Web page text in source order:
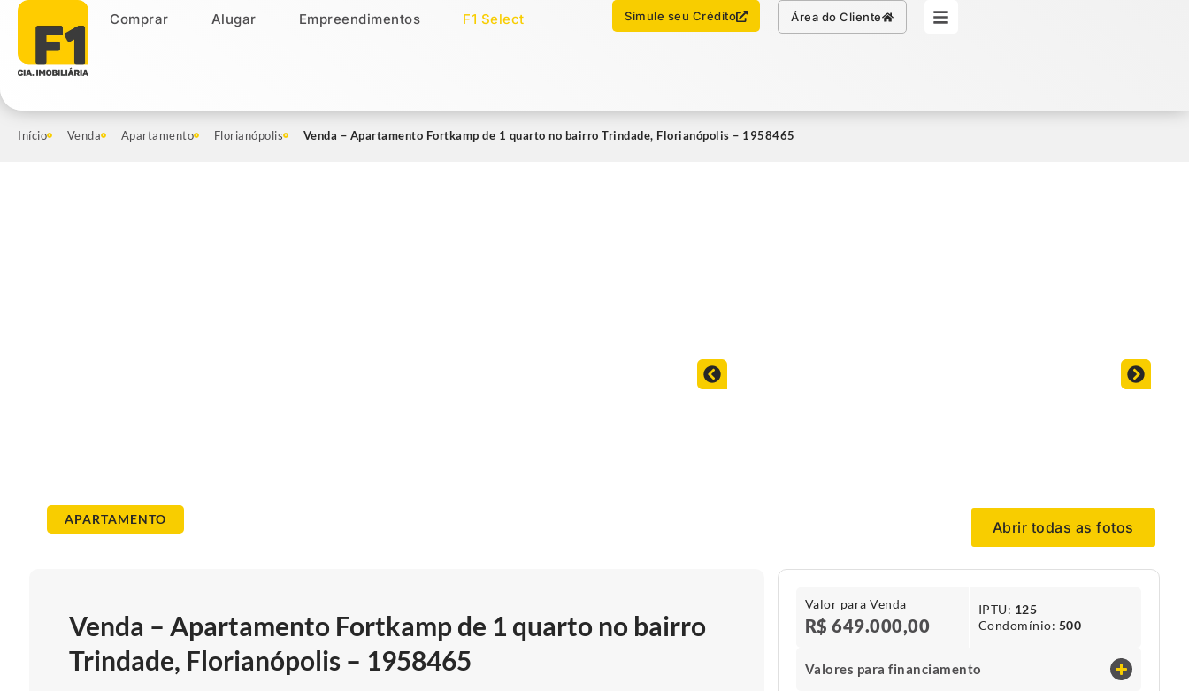
Comprar Alugar Empreendimentos F1 Select Simule seu Crédito Área do Cliente
Comprar Alugar Empreendimentos Imóveis Select
Chamar no WhatsApp Simule seu Crédito
Início Venda Apartamento Florianópolis Venda – Apartamento Fortkamp de 1 quarto no bairro Trindade, Florianópolis – 1958465
APARTAMENTO Abrir todas as fotos
Venda – Apartamento Fortkamp de 1 quarto no bairro
Trindade, Florianópolis – 1958465
Valor para Venda
R$ 649.000,00
IPTU​: 125
Condomínio​: 500
Valores para financiamento